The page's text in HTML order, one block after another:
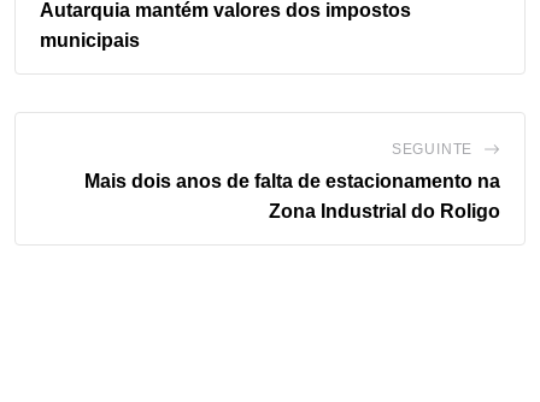
Autarquia mantém valores dos impostos
municipais
SEGUINTE
Mais dois anos de falta de estacionamento na
Zona Industrial do Roligo